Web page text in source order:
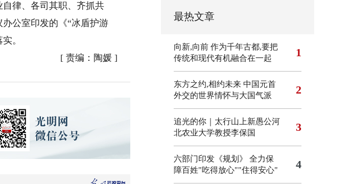
律、各司其职、齐抓共
公室印发的《“冰盾护游
。
[ 责编：陶媛]
最热文章
向新,向前 作为千年古都,要把
传统和现代有机融合在一起
1
东方之约,相约未来 中国元首
外交的世界情怀与大国气派
2
追光的你｜太行山上新愚公河
北农业大学教授李保国
3
六部门印发《规划》 全力保
障百姓"吃得放心""住得安心"
4